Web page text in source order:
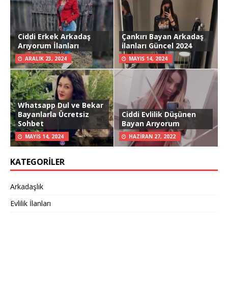
Ciddi Erkek Arkadaş
Arıyorum İlanları
ARALIK 23, 2024
Çankırı Bayan Arkadaş
ilanları Güncel 2024
MAYIS 14, 2024
Whatsapp Dul ve Bekar
Bayanlarla Ücretsiz
Sohbet
MAYIS 14, 2024
Ciddi Evlilik Düşünen
Bayan Arıyorum
HAZIRAN 27, 2022
KATEGORILER
Arkadaşlık
Evlilik İlanları